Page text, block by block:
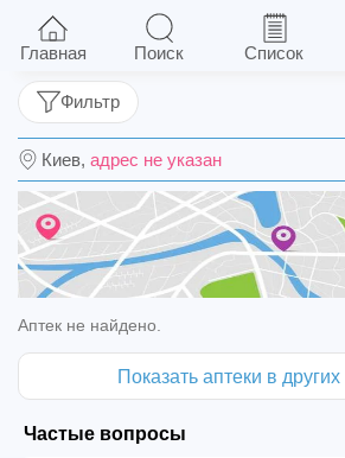
Мукалтин форте с
(10х2)
Киев, адрес не указан
Фильтр
Аптек не найдено.
Показать аптеки в
Частые вопросы
Главная Поиск Список